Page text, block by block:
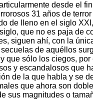
desde el
31 años de
de lleno en el siglo
que no es paja de
siguen ahí, con la
de aquéllos
que sólo los ciegos,
y escandalosos que
de la que habla y se
que ahora son
sus magnitudes o